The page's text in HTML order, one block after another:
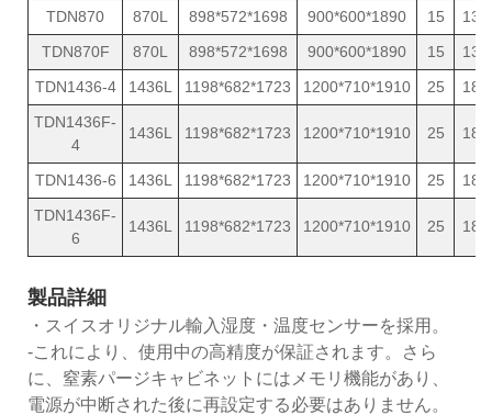
TDN870
870L 898*572*1698 900*600*1890 15
130
TDN870F
870L 898*572*1698 900*600*1890 15
130
TDN1436-4
1436L 1198*682*1723 1200*710*1910 25
189
TDN1436F-
4
1436L 1198*682*1723 1200*710*1910 25 189
TDN1436-6 1436L 1198*682*1723 1200*710*1910 25
189
TDN1436F-
6
1436L 1198*682*1723 1200*710*1910 25 189
製品詳細
・スイスオリジナル輸入湿度・温度センサーを採用。
-これにより、使用中の高精度が保証されます。さら
に、窒素パージキャビネットにはメモリ機能があり、
電源が中断された後に再設定する必要はありません。